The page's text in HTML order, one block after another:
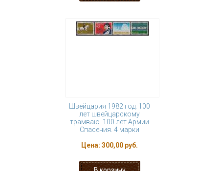
Швейцария 1982 год. 100
лет швейцарскому
трамваю. 100 лет Армии
Спасения. 4 марки
Цена: 300,00 руб.